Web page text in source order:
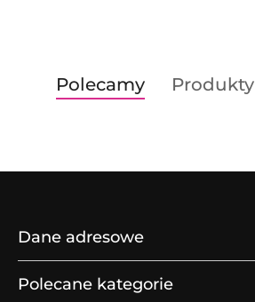
Pomiń karuzelę produktów
Produkty
o
Polecamy
Produkty
Dane adresowe
Polecane kategorie